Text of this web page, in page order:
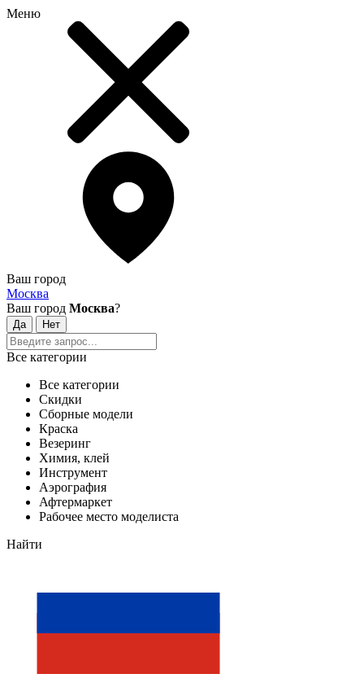
Меню
Ваш город
Москва
Ваш город Москва?
Все категории
Все категории
Скидки
Сборные модели
Краска
Везеринг
Химия, клей
Инструмент
Аэрография
Афтермаркет
Рабочее место моделиста
Найти